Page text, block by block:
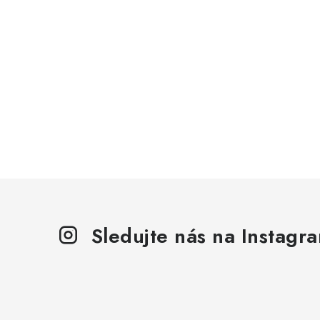
Sledujte nás na